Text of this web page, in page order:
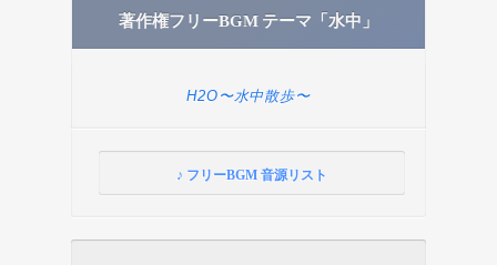
著作権フリーBGM テーマ「水中」
H2O〜水中散歩〜
♪ フリーBGM 音源リスト